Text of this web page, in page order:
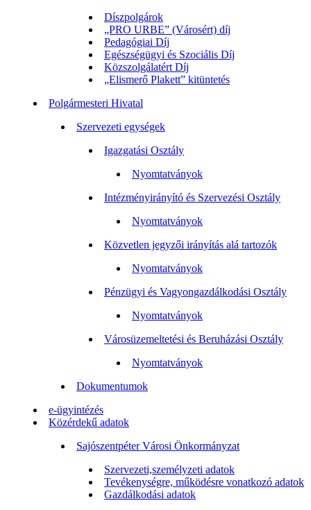
Díszpolgárok
„PRO URBE” (Városért) díj
Pedagógiai Díj
Egészségügyi és Szociális Díj
Közszolgálatért Díj
„Elismerő Plakett” kitüntetés
Polgármesteri Hivatal
Szervezeti egységek
Igazgatási Osztály
Nyomtatványok
Intézményirányító és Szervezési Osztály
Nyomtatványok
Közvetlen jegyzői irányítás alá tartozók
Nyomtatványok
Pénzügyi és Vagyongazdálkodási Osztály
Nyomtatványok
Városüzemeltetési és Beruházási Osztály
Nyomtatványok
Dokumentumok
e-ügyintézés
Közérdekű adatok
Sajószentpéter Városi Önkormányzat
Szervezeti,személyzeti adatok
Tevékenységre, működésre vonatkozó adatok
Gazdálkodási adatok